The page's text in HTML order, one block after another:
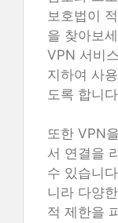
보호법이
을 찾아보
VPN 서비
지하여 사
도록 합니
또한 VPN
서 연결을
수 있습니
니라 다양
적 제한을